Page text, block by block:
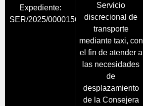
Expediente:
SER/2025/0000156755
Servicio
discrecional de
transporte
mediante taxi, con
el fin de atender a
las necesidades
de
desplazamiento
de la Consejera